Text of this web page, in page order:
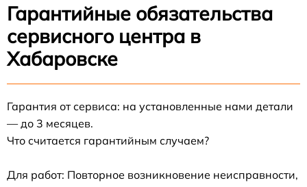
Гарантийные обязательства
сервисного центра в
Хабаровске
Гарантия от сервиса: на установленные нами детали
— до 3 месяцев.
Что считается гарантийным случаем?
Для работ: Повторное возникновение неисправности,